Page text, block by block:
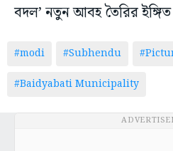
বদল’ নতুন আবহ তৈরির ইঙ্গিত
#modi #Subhendu
#Baidyabati Municipality